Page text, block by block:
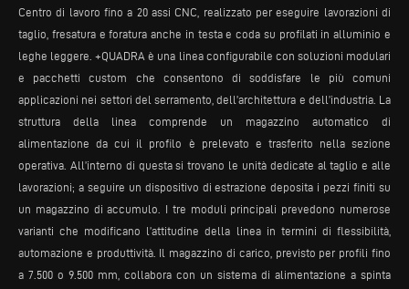
Centro di lavoro fino a 20 assi CNC, realizzato per eseguire lavorazioni di
taglio, fresatura e foratura anche in testa e coda su profilati in alluminio e
leghe leggere. +QUADRA è una linea configurabile con soluzioni modulari
e pacchetti custom che consentono di soddisfare le più comuni
applicazioni nei settori del serramento, dell’architettura e dell’industria. La
struttura della linea comprende un magazzino automatico di
alimentazione da cui il profilo è prelevato e trasferito nella sezione
operativa. All’interno di questa si trovano le unità dedicate al taglio e alle
lavorazioni; a seguire un dispositivo di estrazione deposita i pezzi finiti su
un magazzino di accumulo. I tre moduli principali prevedono numerose
varianti che modificano l’attitudine della linea in termini di flessibilità,
automazione e produttività. Il magazzino di carico, previsto per profili fino
a 7.500 o 9.500 mm, collabora con un sistema di alimentazione a spinta